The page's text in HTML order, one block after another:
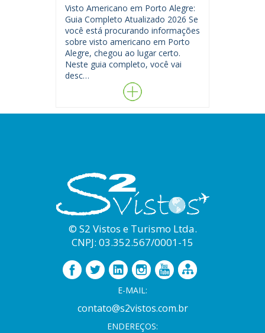
Visto Americano em Porto Alegre:
Guia Completo Atualizado 2026 Se
você está procurando informações
sobre visto americano em Porto
Alegre, chegou ao lugar certo.
Neste guia completo, você vai
desc…
© S2 Vistos e Turismo Ltda.
CNPJ: 03.352.567/0001-15
E-MAIL:
contato@s2vistos.com.br
ENDEREÇOS: